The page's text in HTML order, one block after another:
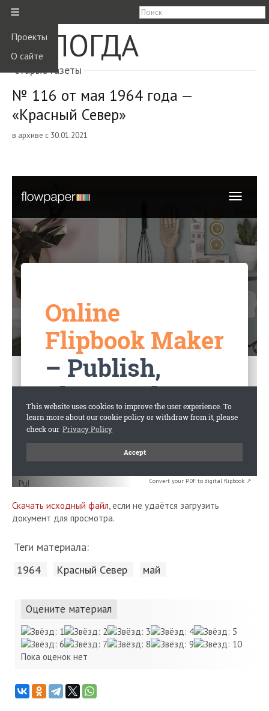
≡
Проекты
О сайте
ВОЛОГДА
старые газеты
№ 116 от мая 1964 года —
«Красный Север»
в архиве с 30.01.2021
Convert your PDF to digital flipbook ↗
Скачать исходный файл, если не удаётся загрузить
документ для просмотра.
Теги материала:
1964 Красный Cевер май
Оцените материал
Пока оценок нет